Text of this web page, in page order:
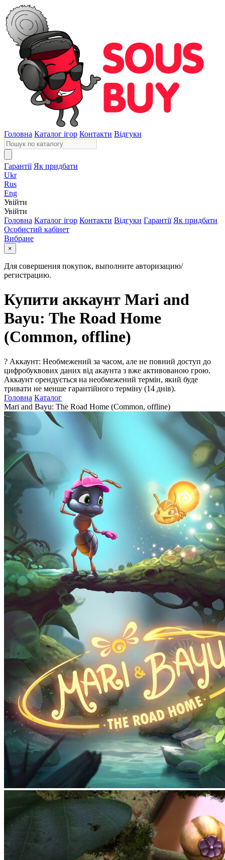
Головна Каталог ігор Контакти Відгуки
Гарантії Як придбати
Ukr
Rus
Eng
Увійти
Увійти
Головна Каталог ігор Контакти Відгуки Гарантії Як придбати
Особистий кабінет
Вибране
×
Для совершения покупок, выполните авторизацию/
регистрацию.
Купити аккаунт Mari and
Bayu: The Road Home
(Common, offline)
? Аккаунт: Необмежений за часом, але не повний доступ до
цифробуквових даних від акаунта з вже активованою грою.
Аккаунт орендується на необмежений термін, який буде
тривати не менше гарантійного терміну (14 днів).
Головна Каталог
Mari and Bayu: The Road Home (Common, offline)